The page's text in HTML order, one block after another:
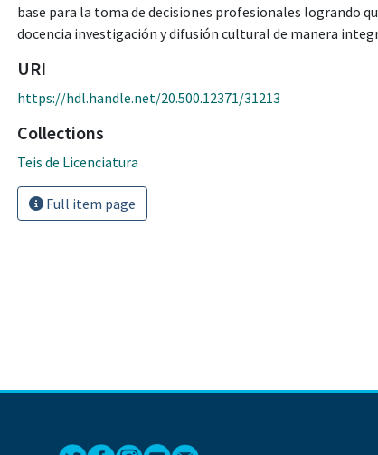
base para la toma de decisiones profesionales logrando
docencia investigación y difusión cultural de manera
URI
https://hdl.handle.net/20.500.12371/31213
Collections
Teis de Licenciatura
Full item page